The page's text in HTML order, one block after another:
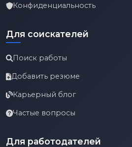
Конфиденциальность
Для соискателей
Поиск работы
Добавить резюме
Карьерный блог
Частые вопросы
Для работодателей